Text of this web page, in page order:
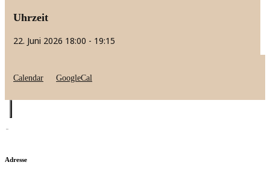
Uhrzeit
22. Juni 2026 18:00 - 19:15
Calendar GoogleCal
Adresse